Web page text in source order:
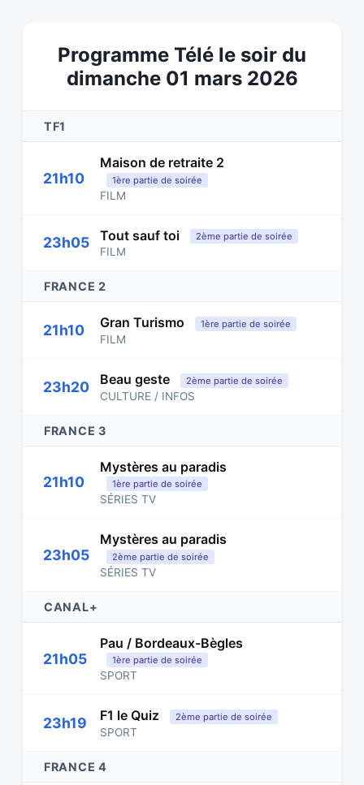
Programme Télé le soir du
dimanche 01 mars 2026
TF1
21h10
Maison de retraite 2
1ère partie de soirée
FILM
23h05 Tout sauf toi 2ème partie de soirée
FILM
FRANCE 2
21h10 Gran Turismo 1ère partie de soirée
FILM
23h20 Beau geste 2ème partie de soirée
CULTURE / INFOS
FRANCE 3
21h10
Mystères au paradis
1ère partie de soirée
SÉRIES TV
23h05
Mystères au paradis
2ème partie de soirée
SÉRIES TV
CANAL+
21h05
Pau / Bordeaux-Bègles
1ère partie de soirée
SPORT
23h19 F1 le Quiz 2ème partie de soirée
SPORT
FRANCE 4